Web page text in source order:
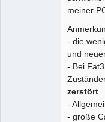
meiner
- die
und
- Bei
zerstört
-
- große